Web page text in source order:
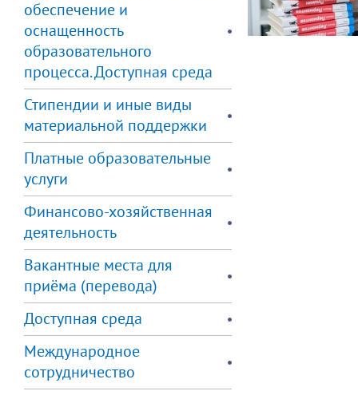
обеспечение и
оснащенность
образовательного
процесса. Доступная среда
Стипендии и иные виды
материальной поддержки
Платные образовательные
услуги
Финансово-хозяйственная
деятельность
Вакантные места для
приёма (перевода)
Доступная среда
Международное
сотрудничество